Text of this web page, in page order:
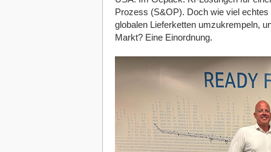
Die NIMMSTA HS 50 ist eine
% bei zahlreichen intralogistischen
Scanner und E-Paper-Display in
werden unmittelbar getätigt und alle
System an.
3. Platz: Reverion GmbH
Reverion hat eine Technologie zur
Wirkungsgrad, reversiblem
entwickelt und patentiert. Mit einem
im Energiebereich mitbringt,
und läutet eine neue Ära der
Prozess (S&OP). Doch wie viel
globalen Lieferketten umzukrempeln,
Markt? Eine Einordnung.